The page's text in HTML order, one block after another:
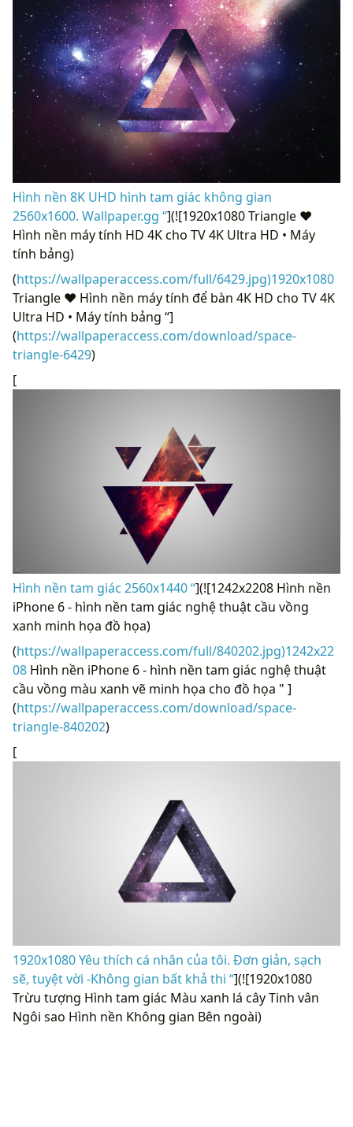
Hình nền 8K UHD hình tam giác không gian
2560x1600. Wallpaper.gg “](![1920x1080 Triangle ❤
Hình nền máy tính HD 4K cho TV 4K Ultra HD • Máy
tính bảng)
(https://wallpaperaccess.com/full/6429.jpg)1920x1080
Triangle ❤ Hình nền máy tính để bàn 4K HD cho TV 4K
Ultra HD • Máy tính bảng “]
(https://wallpaperaccess.com/download/space-
triangle-6429)
[
Hình nền tam giác 2560x1440 “](![1242x2208 Hình nền
iPhone 6 - hình nền tam giác nghệ thuật cầu vồng
xanh minh họa đồ họa)
(https://wallpaperaccess.com/full/840202.jpg)1242x22
08 Hình nền iPhone 6 - hình nền tam giác nghệ thuật
cầu vồng màu xanh vẽ minh họa cho đồ họa " ]
(https://wallpaperaccess.com/download/space-
triangle-840202)
[
1920x1080 Yêu thích cá nhân của tôi. Đơn giản, sạch
sẽ, tuyệt vời -Không gian bất khả thi “](![1920x1080
Trừu tượng Hình tam giác Màu xanh lá cây Tinh vân
Ngôi sao Hình nền Không gian Bên ngoài)